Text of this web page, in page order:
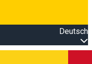
Deutsch